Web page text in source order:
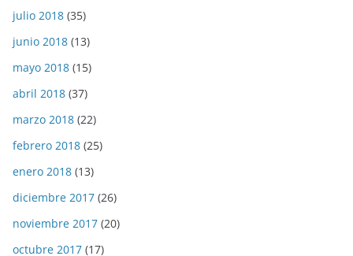
julio 2018 (35)
junio 2018 (13)
mayo 2018 (15)
abril 2018 (37)
marzo 2018 (22)
febrero 2018 (25)
enero 2018 (13)
diciembre 2017 (26)
noviembre 2017 (20)
octubre 2017 (17)